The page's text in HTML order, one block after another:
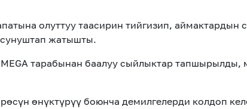
олуттуу таасирин тийгизип, аймактардын
сунуштап жатышты.
тарабынан баалуу сыйлыктар тапшырылды,
өнүктүрүү боюнча демилгелерди колдоп